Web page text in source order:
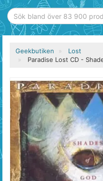
Geekbutiken
Lost
Paradise Lost CD -